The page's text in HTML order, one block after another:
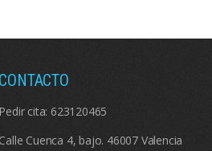
CONTACTO
Pedir cita: 623120465
Calle Cuenca 4, bajo. 46007 Valencia